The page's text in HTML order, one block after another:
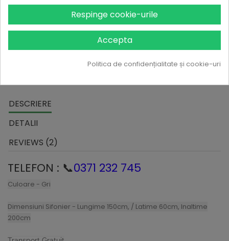

In stoc
ADAUGA IN COS
Suna si iti preluam noi comanda
DESCRIERE
DETALII
REVIEWS (2)
TELEFON : 📞0371 232 745
Culoare - Gri
Dimensiuni Sifonier - Lungime 150cm, / Latime 60cm, Inaltime
200cm
Respinge cookie-urile
Accepta
Politica de confidențialitate și cookie-uri